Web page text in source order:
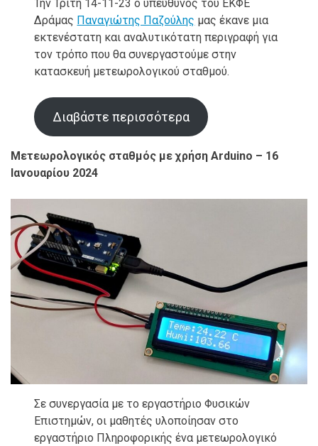
Την Τρίτη 14-11-23 ο υπεύθυνος του ΕΚΦΕ
Δράμας Παναγιώτης Παζούλης μας έκανε μια
εκτενέστατη και αναλυτικότατη περιγραφή για
τον τρόπο που θα συνεργαστούμε στην
κατασκευή μετεωρολογικού σταθμού.
Διαβάστε περισσότερα
Μετεωρολογικός σταθμός με χρήση Arduino – 16
Ιανουαρίου 2024
Σε συνεργασία με το εργαστήριο Φυσικών
Επιστημών, οι μαθητές υλοποίησαν στο
εργαστήριο Πληροφορικής ένα μετεωρολογικό